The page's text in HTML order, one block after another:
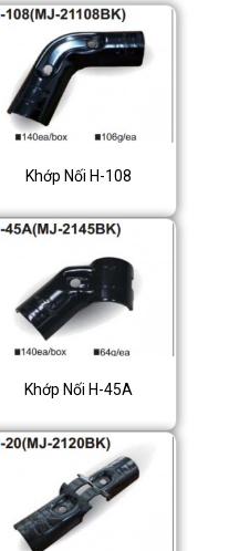
Khớp Nối H-108
Khớp Nối H-45A